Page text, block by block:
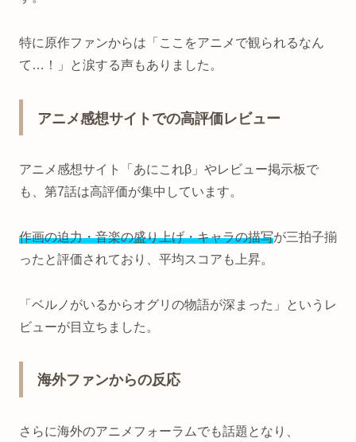
特に原作ファンからは「ここをアニメで観られるなん
て…！」と涙する声もありました。
アニメ感想サイトでの高評価レビュー
アニメ感想サイト「あにこれβ」やレビュー掲示板で
も、第7話は高評価が集中しています。
作画の迫力・音楽の盛り上げ・キャラの描写が三拍子揃
ったと評価されており、平均スコアも上昇。
「ベルノがいるからオグリの物語が深まった」というレ
ビューが目立ちました。
海外ファンからの反応
さらに海外のアニメフォーラムでも話題となり、